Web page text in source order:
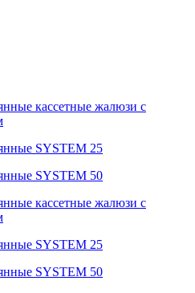
кассетные жалюзи с
SYSTEM 25
SYSTEM 50
кассетные жалюзи с
SYSTEM 25
SYSTEM 50